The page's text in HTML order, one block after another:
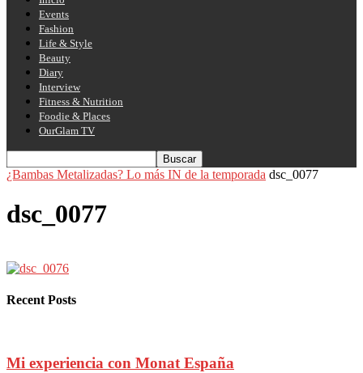
Events
Fashion
Life & Style
Beauty
Diary
Interview
Fitness & Nutrition
Foodie & Places
OurGlam TV
¿Bambas Metalizadas? Lo más IN de la temporada dsc_0077
dsc_0077
Recent Posts
Mi experiencia con Monat España